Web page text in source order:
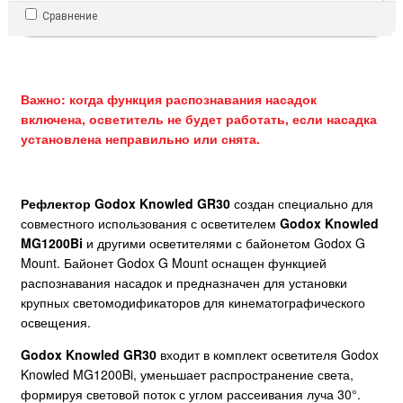
Сравнение
Важно: когда функция распознавания насадок
включена, осветитель не будет работать, если насадка
установлена неправильно или снята.
Рефлектор Godox Knowled GR30 создан специально для
совместного использования с осветителем Godox Knowled
MG1200Bi и другими осветителями с байонетом Godox G
Mount. Байонет Godox G Mount оснащен функцией
распознавания насадок и предназначен для установки
крупных светомодификаторов для кинематографического
освещения.
Godox Knowled GR30 входит в комплект осветителя Godox
Knowled MG1200Bi, уменьшает распространение света,
формируя световой поток с углом рассеивания луча 30°.